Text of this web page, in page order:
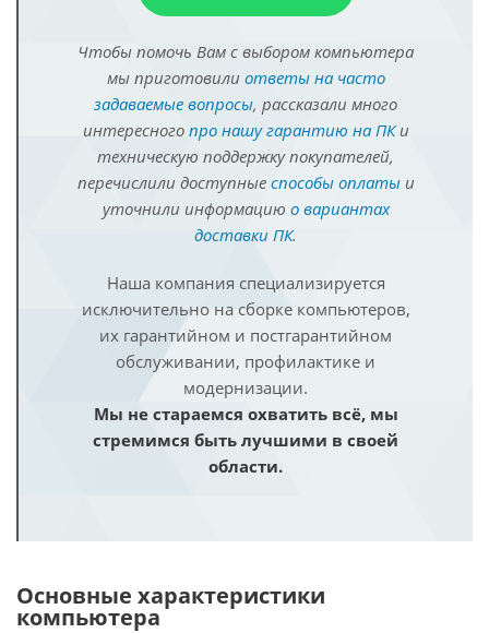
Чтобы помочь Вам с выбором компьютера
мы приготовили ответы на часто
задаваемые вопросы, рассказали много
интересного про нашу гарантию на ПКи
техническую поддержку покупателей,
перечислили доступные способы оплатыи
уточнили информацию о вариантах
доставки ПК.
Наша компания специализируется
исключительно на сборке компьютеров,
их гарантийном и постгарантийном
обслуживании, профилактике и
модернизации.
Мы не стараемся охватить всё, мы
стремимся быть лучшими в своей
области.
Основные характеристики
компьютера